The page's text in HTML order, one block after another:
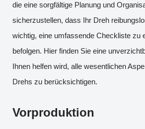
die eine sorgfältige Planung und
sicherzustellen, dass Ihr Dreh
wichtig, eine umfassende Checkliste zu
befolgen. Hier finden Sie eine
Ihnen helfen wird, alle wesentlichen
Drehs zu berücksichtigen.
Vorproduktion